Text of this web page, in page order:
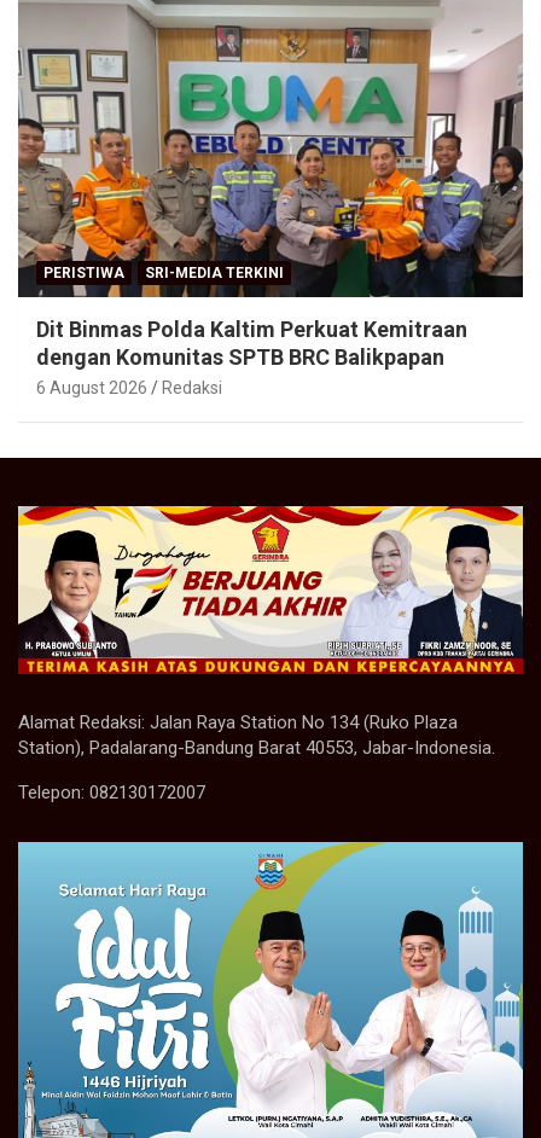
PERISTIWA SRI-MEDIA TERKINI
Dit Binmas Polda Kaltim Perkuat Kemitraan
dengan Komunitas SPTB BRC Balikpapan
6 August 2026 Redaksi
Alamat Redaksi: Jalan Raya Station No 134 (Ruko Plaza
Station), Padalarang-Bandung Barat 40553, Jabar-Indonesia.
Telepon: 082130172007